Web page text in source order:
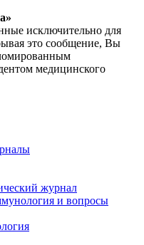
исключительно для
это сообщение, Вы
медицинского
журнал
и вопросы